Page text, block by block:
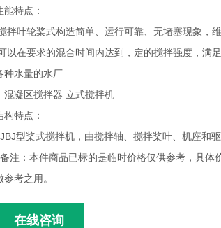
能特点：
拌叶轮桨式构造简单、运行可靠、无堵塞现象，维
以在要求的混合时间内达到，定的搅拌强度，满
种水量的水厂
混凝区搅拌器 立式搅拌机
构特点：
JBJ型桨式搅拌机，由搅拌轴、搅拌桨叶、机座和驱
备注：本件商品已标的是临时价格仅供参考，具体
参考之用。
在线咨询